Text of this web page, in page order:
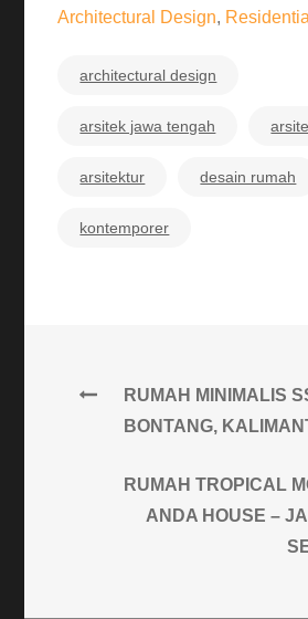
Architectural Design, Residential
architectural design
arsitek jawa tengah
arsitektur desain rumah
kontemporer
Post
RUMAH MINIMALIS
BONTANG,
RUMAH TROPICAL
ANDA HOUSE –